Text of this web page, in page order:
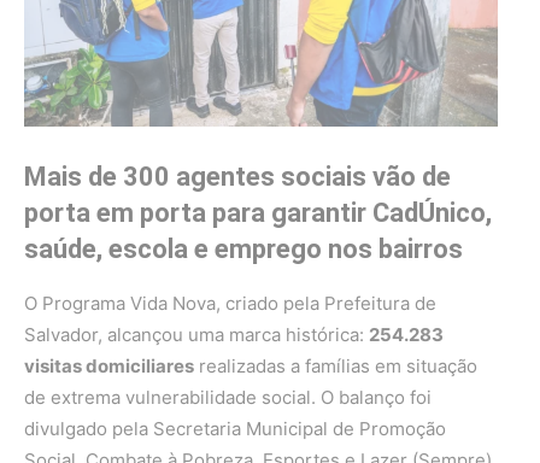
Mais de 300 agentes sociais vão de
porta em porta para garantir CadÚnico,
saúde, escola e emprego nos bairros
O Programa Vida Nova, criado pela Prefeitura de
Salvador, alcançou uma marca histórica: 254.283
visitas domiciliares realizadas a famílias em situação
de extrema vulnerabilidade social. O balanço foi
divulgado pela Secretaria Municipal de Promoção